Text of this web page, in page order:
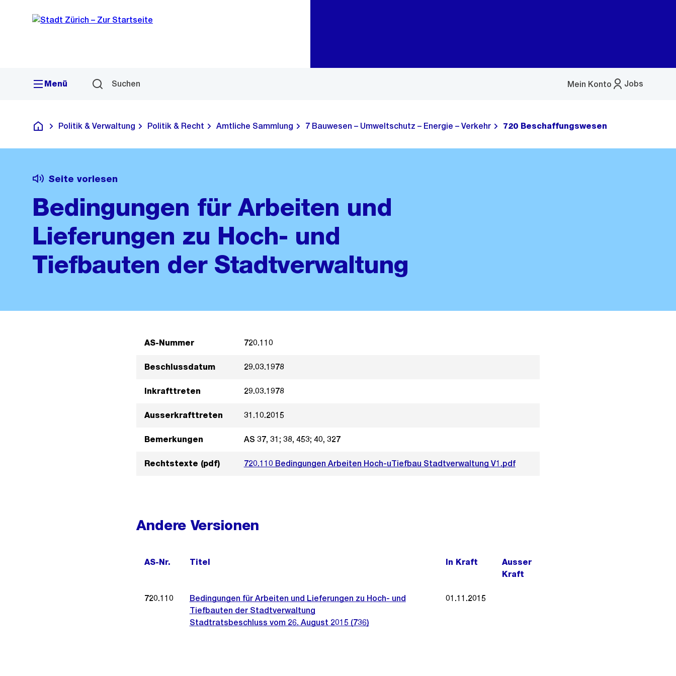
Navigation
Sprunglink
Menü Suchen Jobs
Mein Konto
Menü
Deutsch
Politik & Verwaltung Politik & Recht Amtliche Sammlung 7 Bauwesen – Umweltschutz – Energie – Verkehr 720 Beschaffungswesen
Seite vorlesen
Bedingungen für Arbeiten und
Lieferungen zu Hoch- und
Tiefbauten der Stadtverwaltung
AS-Nummer 720.110
Beschlussdatum 29.03.1978
Inkrafttreten 29.03.1978
Ausserkrafttreten 31.10.2015
Bemerkungen AS 37, 31; 38, 453; 40, 327
Rechtstexte (pdf) 720.110 Bedingungen Arbeiten Hoch-uTiefbau Stadtverwaltung V1.pdf
Andere Versionen
AS-Nr. Titel In Kraft
Ausser
Kraft
720.110
Bedingungen für Arbeiten und Lieferungen zu Hoch- und
Tiefbauten der Stadtverwaltung
Stadtratsbeschluss vom 26. August 2015 (736)
01.11.2015